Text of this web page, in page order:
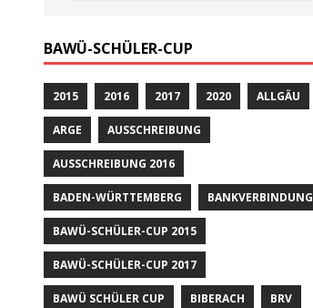
BAWÜ-SCHÜLER-CUP
2015 2016 2017 2020 ALLGÄU
ARGE AUSSCHREIBUNG
AUSSCHREIBUNG 2016
BADEN-WÜRTTEMBERG BANKVERBINDUNG
BAWÜ-SCHÜLER-CUP 2015
BAWÜ-SCHÜLER-CUP 2017
BAWÜ SCHÜLER CUP BIBERACH BRV